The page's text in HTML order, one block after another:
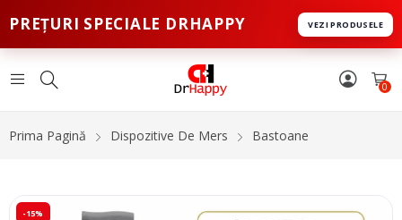
PREȚURI SPECIALE DRHAPPY VEZI PRODUSELE
0
Prima Pagină Dispozitive De Mers Bastoane
-15%